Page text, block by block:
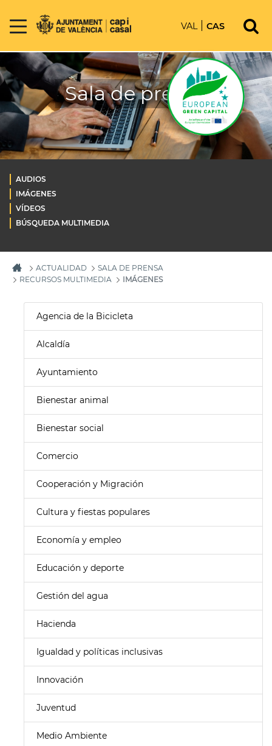
VAL CAS
Sala de prensa
AUDIOS
IMÁGENES
VÍDEOS
BÚSQUEDA MULTIMEDIA
ACTUALIDAD
SALA DE PRENSA
RECURSOS MULTIMEDIA
IMÁGENES
Agencia de la Bicicleta
Alcaldía
Ayuntamiento
Bienestar animal
Bienestar social
Comercio
Cooperación y Migración
Cultura y fiestas populares
Economía y empleo
Educación y deporte
Gestión del agua
Hacienda
Igualdad y políticas inclusivas
Innovación
Juventud
Medio Ambiente